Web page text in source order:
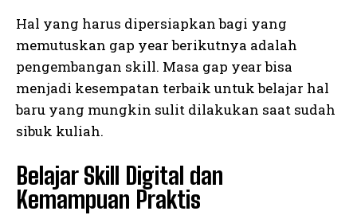
Hal yang harus dipersiapkan bagi yang
memutuskan gap year berikutnya adalah
pengembangan skill. Masa gap year bisa
menjadi kesempatan terbaik untuk belajar hal
baru yang mungkin sulit dilakukan saat sudah
sibuk kuliah.
Belajar Skill Digital dan
Kemampuan Praktis